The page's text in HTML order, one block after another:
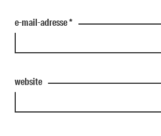
e-mail-adresse*
website